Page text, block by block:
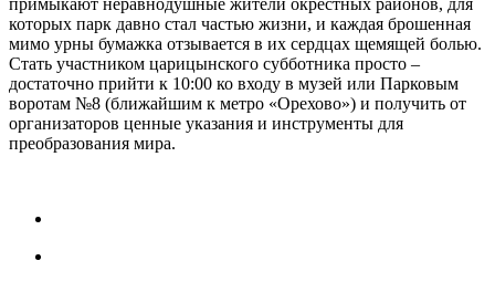
примыкают неравнодушные жители окрестных районов, для
которых парк давно стал частью жизни, и каждая брошенная
мимо урны бумажка отзывается в их сердцах щемящей болью.
Стать участником царицынского субботника просто –
достаточно прийти к 10:00 ко входу в музей или Парковым
воротам №8 (ближайшим к метро «Орехово») и получить от
организаторов ценные указания и инструменты для
преобразования мира.